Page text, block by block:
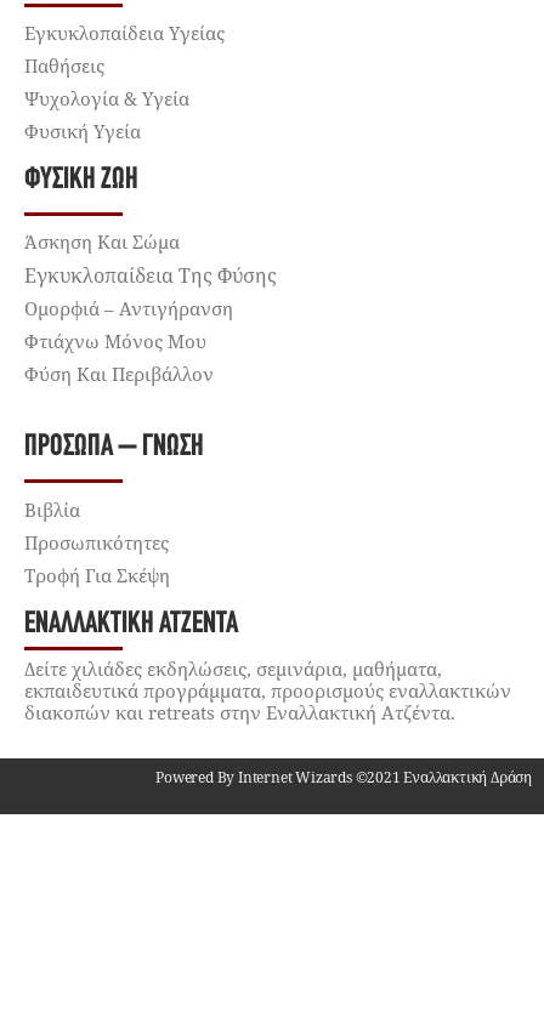
Εγκυκλοπαίδεια Υγείας
Παθήσεις
Ψυχολογία & Υγεία
Φυσική Υγεία
ΦΥΣΙΚΉ ΖΩΉ
Άσκηση Και Σώμα
Εγκυκλοπαίδεια Της Φύσης
Ομορφιά – Αντιγήρανση
Φτιάχνω Μόνος Μου
Φύση Και Περιβάλλον
ΠΡΌΣΩΠΑ – ΓΝΏΣΗ
Βιβλία
Προσωπικότητες
Τροφή Για Σκέψη
ΕΝΑΛΛΑΚΤΙΚΉ ΑΤΖΈΝΤΑ
Δείτε χιλιάδες εκδηλώσεις, σεμινάρια, μαθήματα,
εκπαιδευτικά προγράμματα, προορισμούς εναλλακτικών
διακοπών και retreats στην Εναλλακτική Ατζέντα.
Powered By Internet Wizards ©2021 Εναλλακτική Δράση